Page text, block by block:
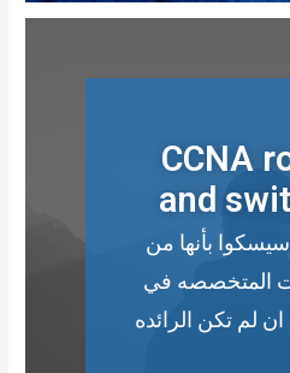
CCNA
and
بأنها من
المتخصصه في
لم تكن الرائده